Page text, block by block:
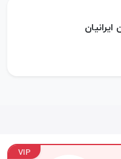
ایرانیان
VIP